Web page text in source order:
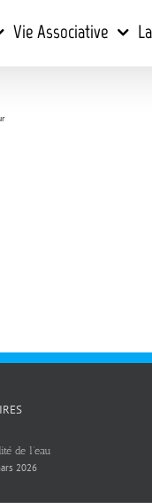
Vie Associative
de l’eau
2026